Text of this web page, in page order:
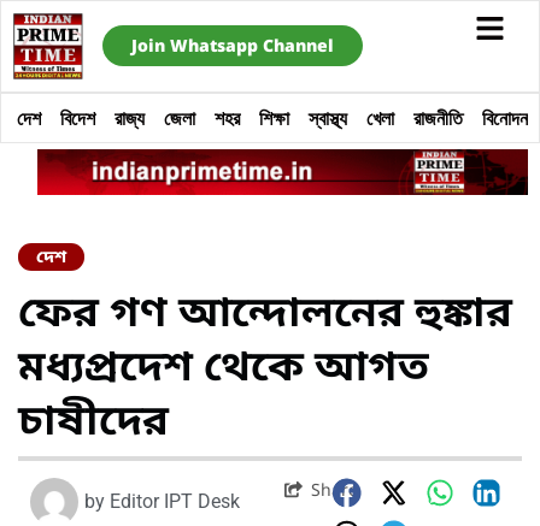
Join Whatsapp Channel
দেশ বিদেশ রাজ্য জেলা শহর শিক্ষা স্বাস্থ্য খেলা রাজনীতি বিনোদন
দেশ
ফের গণ আন্দোলনের হুঙ্কার
মধ্যপ্রদেশ থেকে আগত
চাষীদের
by Editor IPT Desk
Share